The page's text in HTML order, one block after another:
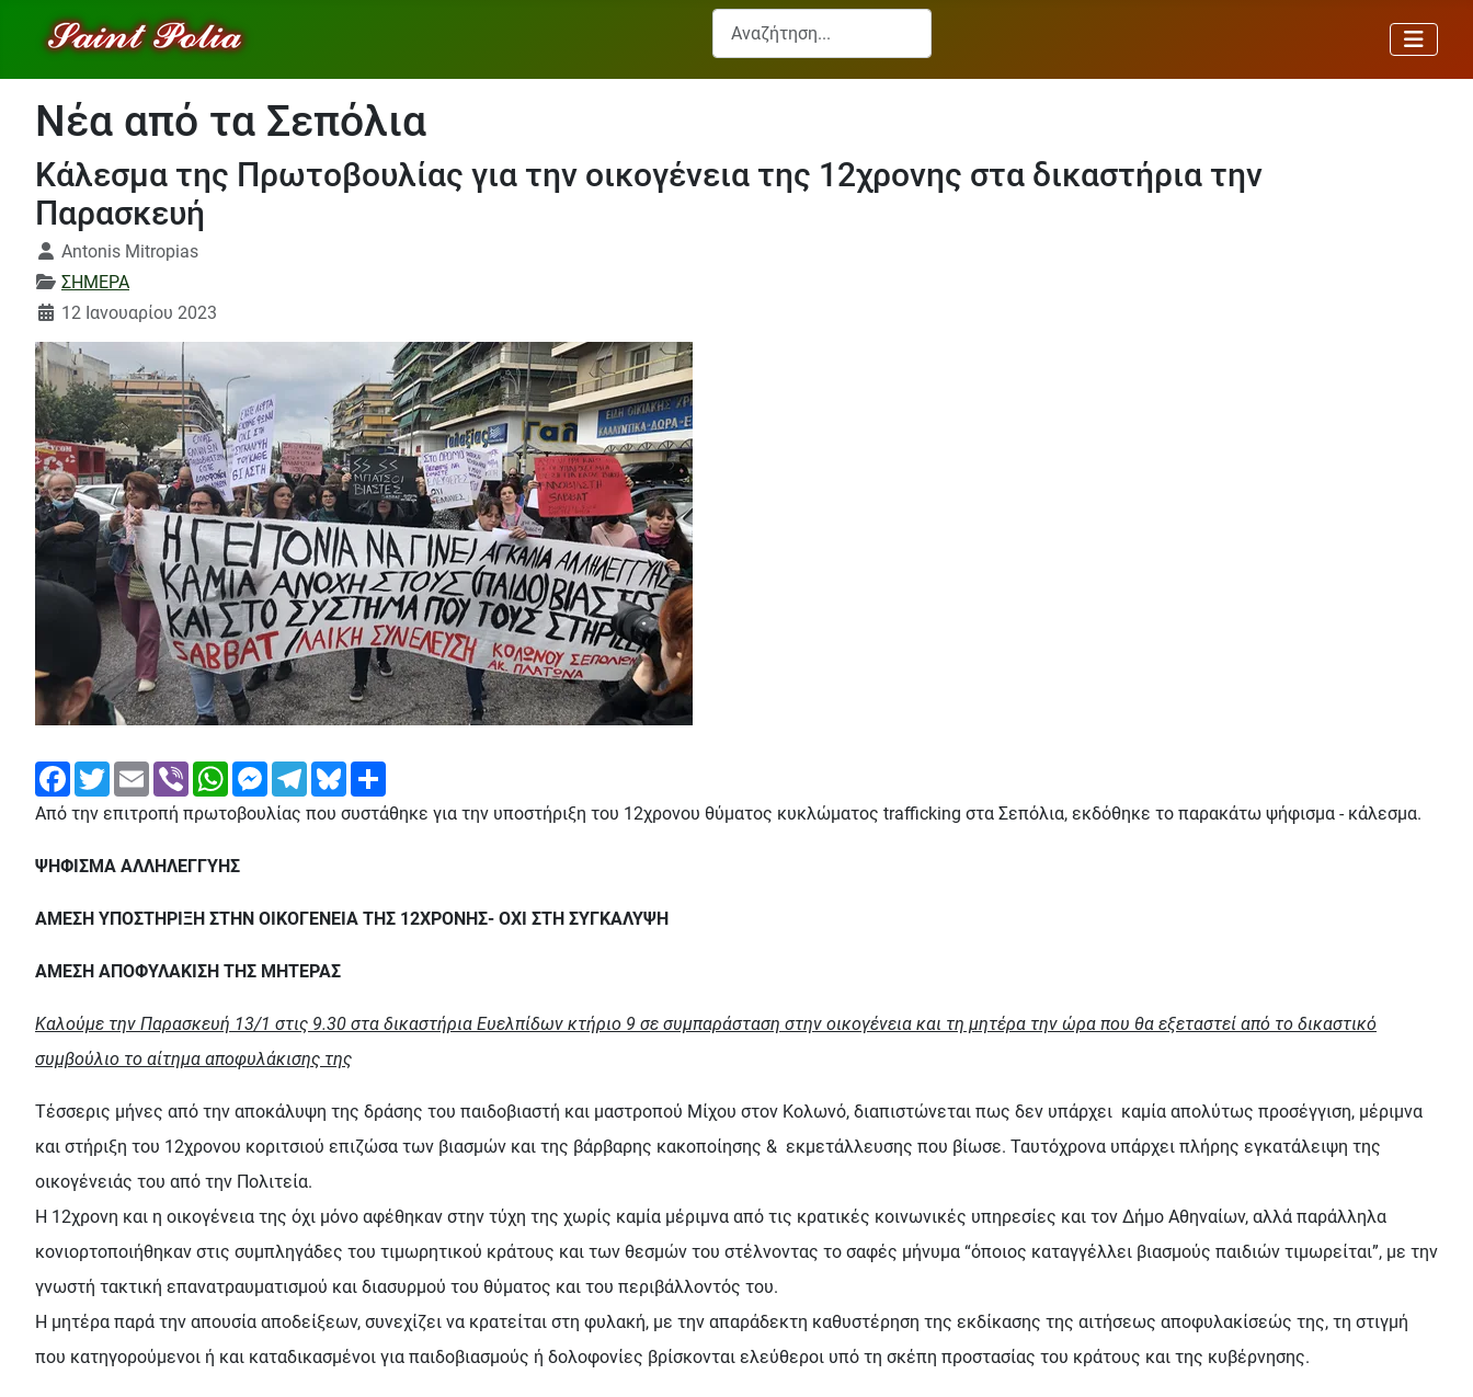
Αναζήτηση...
Νέα από τα Σεπόλια
Κάλεσμα της Πρωτοβουλίας για την οικογένεια της 12χρονης στα δικαστήρια την
Παρασκευή
Λεπτομέρειες
Antonis Mitropias
ΣΗΜΕΡΑ
12 Ιανουαρίου 2023
FacebookTwitterEmail Viber WhatsAppMessengerTelegramBluesky
Από την επιτροπή πρωτοβουλίας που συστάθηκε για την υποστήριξη του 12χρονου θύματος κυκλώματος trafficking στα Σεπόλια, εκδόθηκε το παρακάτω ψήφισμα - κάλεσμα.
ΨΗΦΙΣΜΑ ΑΛΛΗΛΕΓΓΥΗΣ
ΑΜΕΣΗ ΥΠΟΣΤΗΡΙΞΗ ΣΤΗΝ ΟΙΚΟΓΕΝΕΙΑ ΤΗΣ 12ΧΡΟΝΗΣ- ΟΧΙ ΣΤΗ ΣΥΓΚΑΛΥΨΗ
ΑΜΕΣΗ ΑΠΟΦΥΛΑΚΙΣΗ ΤΗΣ ΜΗΤΕΡΑΣ
Καλούμε την Παρασκευή 13/1 στις 9.30 στα δικαστήρια Ευελπίδων κτήριο 9 σε συμπαράσταση στην οικογένεια και τη μητέρα την ώρα που θα εξεταστεί από το δικαστικό
συμβούλιο το αίτημα αποφυλάκισης της
Τέσσερις μήνες από την αποκάλυψη της δράσης του παιδοβιαστή και μαστροπού Μίχου στον Κολωνό, διαπιστώνεται πως δεν υπάρχει καμία απολύτως προσέγγιση, μέριμνα
και στήριξη του 12χρονου κοριτσιού επιζώσα των βιασμών και της βάρβαρης κακοποίησης & εκμετάλλευσης που βίωσε. Ταυτόχρονα υπάρχει πλήρης εγκατάλειψη της
οικογένειάς του από την Πολιτεία.
Η 12χρονη και η οικογένεια της όχι μόνο αφέθηκαν στην τύχη της χωρίς καμία μέριμνα από τις κρατικές κοινωνικές υπηρεσίες και τον Δήμο Αθηναίων, αλλά παράλληλα
κονιορτοποιήθηκαν στις συμπληγάδες του τιμωρητικού κράτους και των θεσμών του στέλνοντας το σαφές μήνυμα “όποιος καταγγέλλει βιασμούς παιδιών τιμωρείται”, με την
γνωστή τακτική επανατραυματισμού και διασυρμού του θύματος και του περιβάλλοντός του.
Η μητέρα παρά την απουσία αποδείξεων, συνεχίζει να κρατείται στη φυλακή, με την απαράδεκτη καθυστέρηση της εκδίκασης της αιτήσεως αποφυλακίσεώς της, τη στιγμή
που κατηγορούμενοι ή και καταδικασμένοι για παιδοβιασμούς ή δολοφονίες βρίσκονται ελεύθεροι υπό τη σκέπη προστασίας του κράτους και της κυβέρνησης.